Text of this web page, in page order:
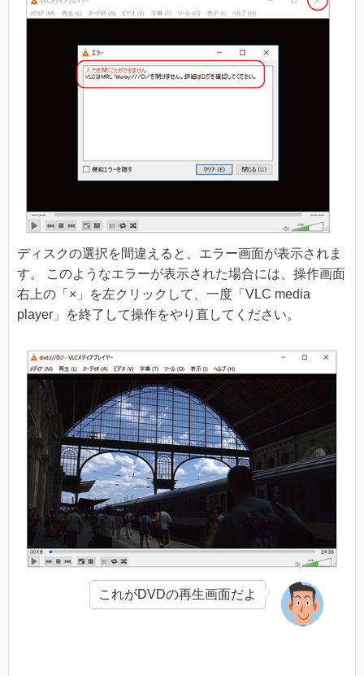
ディスクの選択を間違えると、エラー画面が表示されま
す。 このようなエラーが表示された場合には、操作画面
右上の「×」を左クリックして、一度「VLC media
player」を終了して操作をやり直してください。
これがDVDの再生画面だよ